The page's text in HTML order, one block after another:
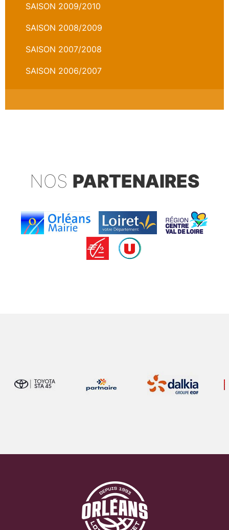
SAISON 2009/2010
SAISON 2008/2009
SAISON 2007/2008
SAISON 2006/2007
NOS PARTENAIRES